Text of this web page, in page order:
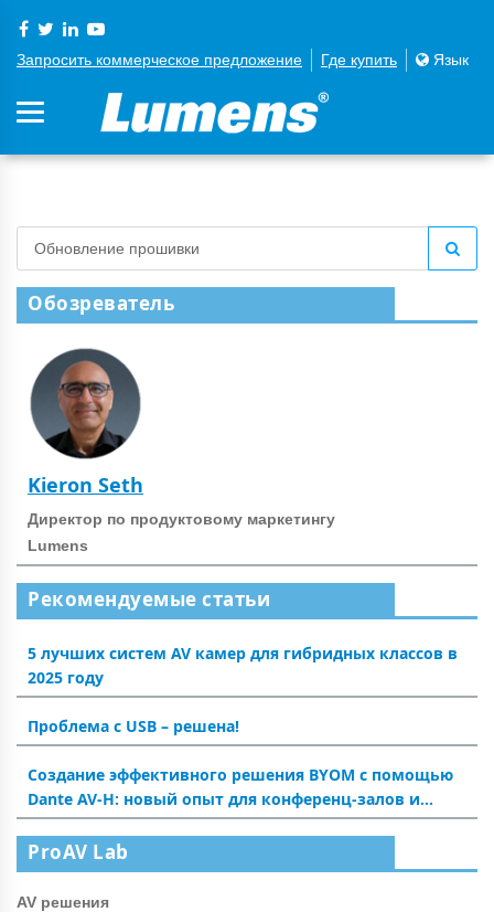
Запросить коммерческое предложение Где купить Язык
Обозреватель
Kieron Seth
Директор по продуктовому маркетингу
Lumens
Рекомендуемые статьи
5 лучших систем AV камер для гибридных классов в
2025 году
Проблема с USB – решена!
Создание эффективного решения BYOM с помощью
Dante AV-H: новый опыт для конференц-залов и
аудиторий
ProAV Lab
AV решения